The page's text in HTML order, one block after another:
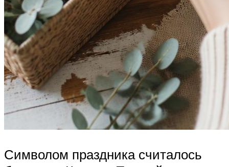
Символом праздника считалось